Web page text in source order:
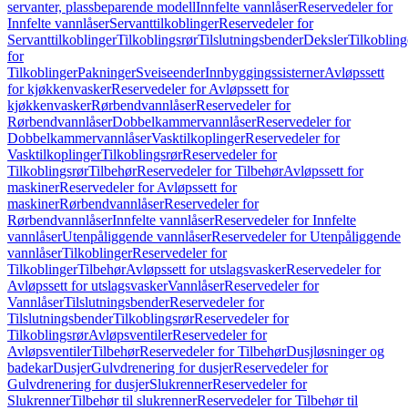
servanter, plassbeparende modellInnfelte vannlåserReservedeler for
Innfelte vannlåserServanttilkoblingerReservedeler for
ServanttilkoblingerTilkoblingsrørTilslutningsbenderDeksler
for
TilkoblingerPakningerSveiseenderInnbyggingssisternerAvløpssett
for kjøkkenvaskerReservedeler for Avløpssett for
kjøkkenvaskerRørbendvannlåserReservedeler for
RørbendvannlåserDobbelkammervannlåserReservedeler for
DobbelkammervannlåserVasktilkoplingerReservedeler for
VasktilkoplingerTilkoblingsrørReservedeler for
TilkoblingsrørTilbehørReservedeler for TilbehørAvløpssett for
maskinerReservedeler for Avløpssett for
maskinerRørbendvannlåserReservedeler for
RørbendvannlåserInnfelte vannlåserReservedeler for Innfelte
vannlåserUtenpåliggende vannlåserReservedeler for Utenpåliggende
vannlåserTilkoblingerReservedeler for
TilkoblingerTilbehørAvløpssett for utslagsvaskerReservedeler for
Avløpssett for utslagsvaskerVannlåserReservedeler for
VannlåserTilslutningsbenderReservedeler for
TilslutningsbenderTilkoblingsrørReservedeler for
TilkoblingsrørAvløpsventilerReservedeler for
AvløpsventilerTilbehørReservedeler for TilbehørDusjløsninger og
badekarDusjerGulvdrenering for dusjerReservedeler for
Gulvdrenering for dusjerSlukrennerReservedeler for
SlukrennerTilbehør til slukrennerReservedeler for Tilbehør til